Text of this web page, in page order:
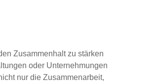
Zusammenhalt zu stärken
oder Unternehmungen
nur die Zusammenarbeit,